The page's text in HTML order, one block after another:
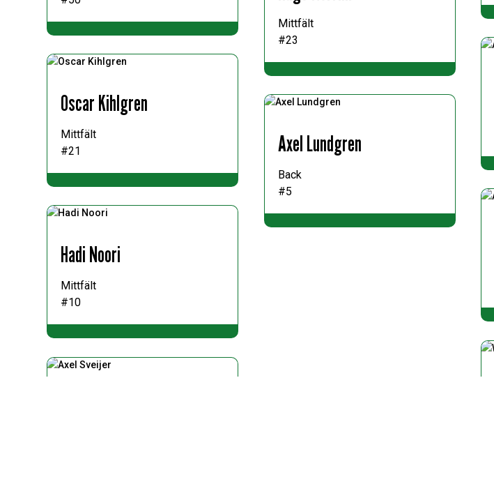
Oscar Kihlgren
Mittfält
#21
Hadi Noori
Mittfält
#10
Mittfält
#23
Axel Lundgren
Back
#5